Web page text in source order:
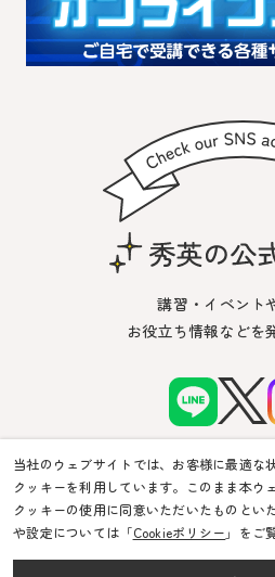
講習・イベント
お役立ち情報などを
© Shuei-Yobiko Co Ltd. All
当社のウェブサイトでは、お客様に最適な
クッキーを利用しています。このまま本ウ
クッキーの使用に同意いただいたものとい
や設定については「Cookieポリシー 」をご